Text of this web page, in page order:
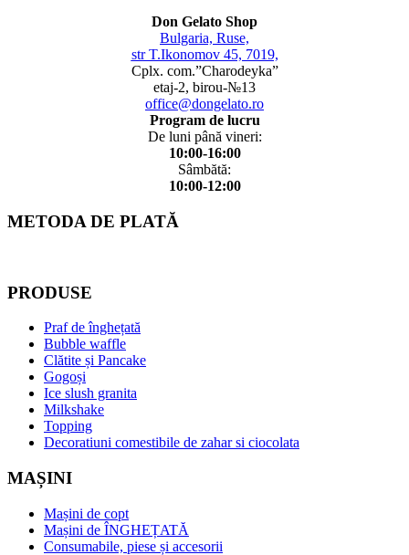
Don Gelato Shop
Bulgaria, Ruse,
str T.Ikonomov 45, 7019,
Cplx. com.”Charodeyka”
etaj-2, birou-№13
office@dongelato.ro
Program de lucru
De luni până vineri:
10:00-16:00
Sâmbătă:
10:00-12:00
METODA DE PLATĂ
PRODUSE
Praf de înghețată
Bubble waffle
Clătite și Pancake
Gogoși
Ice slush granita
Milkshake
Topping
Decoratiuni comestibile de zahar si ciocolata
MAȘINI
Mașini de copt
Mașini de ÎNGHEȚATĂ
Consumabile, piese și accesorii